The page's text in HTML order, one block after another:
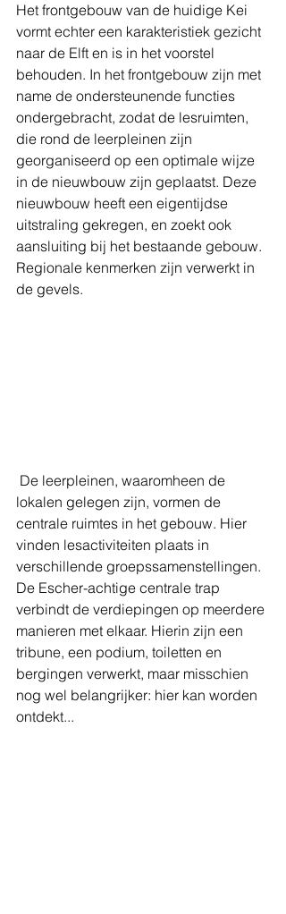
Het frontgebouw van de huidige Kei
vormt echter een karakteristiek gezicht
naar de Elft en is in het voorstel
behouden. In het frontgebouw zijn met
name de ondersteunende functies
ondergebracht, zodat de lesruimten,
die rond de leerpleinen zijn
georganiseerd op een optimale wijze
in de nieuwbouw zijn geplaatst. Deze
nieuwbouw heeft een eigentijdse
uitstraling gekregen, en zoekt ook
aansluiting bij het bestaande gebouw.
Regionale kenmerken zijn verwerkt in
de gevels.
lokalen gelegen zijn, vormen de
centrale ruimtes in het gebouw. Hier
vinden lesactiviteiten plaats in
verschillende groepssamenstellingen.
De Escher-achtige centrale trap
verbindt de verdiepingen op meerdere
manieren met elkaar. Hierin zijn een
tribune, een podium, toiletten en
bergingen verwerkt, maar misschien
nog wel belangrijker: hier kan worden
ontdekt...